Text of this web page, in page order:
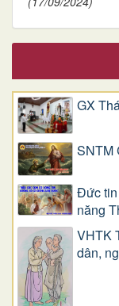
GX
SNTM
Đức tin
năng
VHTK
dân,